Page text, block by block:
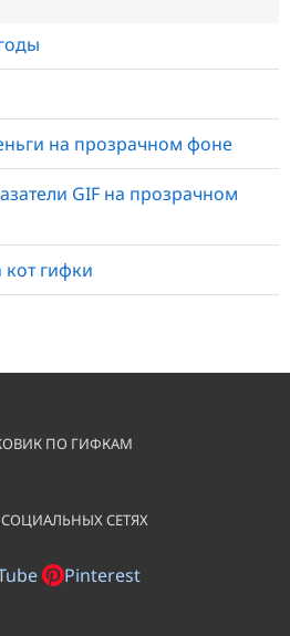
на прозрачном фоне
GIF на прозрачном
гифки
ПО ГИФКАМ
СОЦИАЛЬНЫХ СЕТЯХ
Pinterest